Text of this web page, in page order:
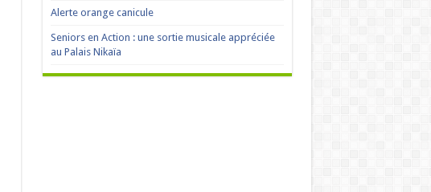
Alerte orange canicule
Seniors en Action : une sortie musicale appréciée
au Palais Nikaïa